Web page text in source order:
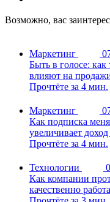
Возможно, вас
Маркетинг
Быть в голосе:
влияют на
Прочтёте за 4 мин.
Маркетинг
Как подписка
увеличивает
Прочтёте за 4 мин.
Технологии
Как компании
качественно